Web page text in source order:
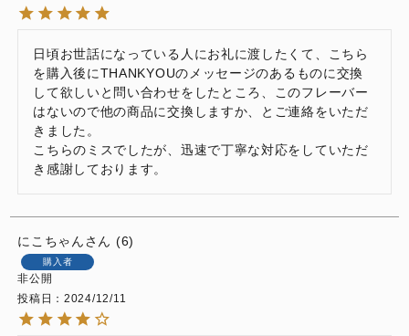
日頃お世話になっている人にお礼に渡したくて、こちら
を購入後にTHANKYOUのメッセージのあるものに交換
して欲しいと問い合わせをしたところ、このフレーバー
はないので他の商品に交換しますか、とご連絡をいただ
きました。
こちらのミスでしたが、迅速で丁寧な対応をしていただ
き感謝しております。
にこちゃん 6
購入者
非公開
投稿日
2024/12/11